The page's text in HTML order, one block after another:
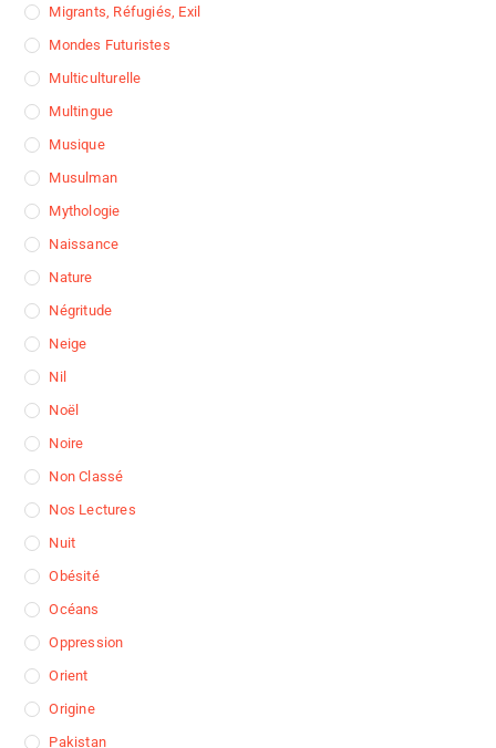
Migrants, Réfugiés, Exil
Mondes Futuristes
Multiculturelle
Multingue
Musique
Musulman
Mythologie
Naissance
Nature
Négritude
Neige
Nil
Noël
Noire
Non Classé
Nos Lectures
Nuit
Obésité
Océans
Oppression
Orient
Origine
Pakistan